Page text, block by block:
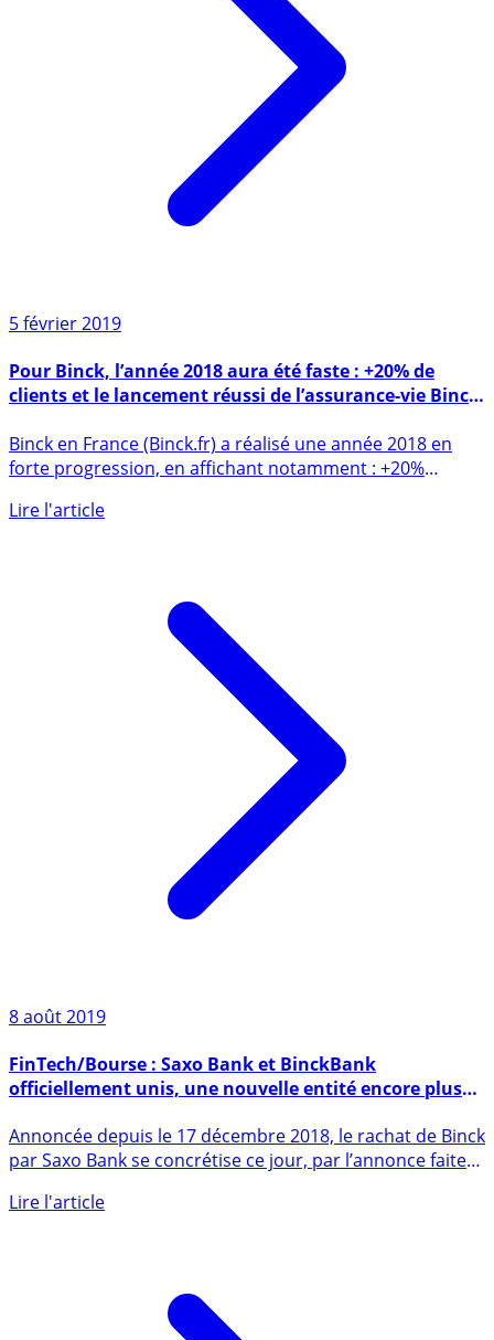
5 février 2019
clients et le lancement réussi de l’assurance-vie Binck
Vie
Binck en France (Binck.fr) a réalisé une année 2018 en
forte progression, en affichant notamment : +20%
8 août 2019
officiellement unis, une nouvelle entité encore plus
forte
par Saxo Bank se concrétise ce jour, par l’annonce faite